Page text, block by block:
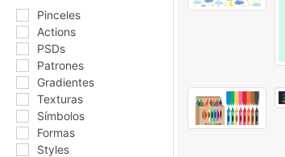
Pinceles
Actions
PSDs
Patrones
Gradientes
Texturas
Símbolos
Formas
Styles